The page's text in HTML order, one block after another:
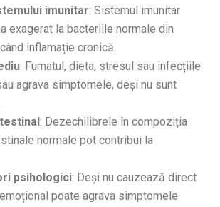
imunitar: Sistemul imunitar
exagerat la bacteriile normale din
inflamație cronică.
: Fumatul, dieta, stresul sau infecțiile
agrava simptomele, deși nu sunt
: Dezechilibrele în compoziția
normale pot contribui la
psihologici: Deși nu cauzează direct
poate agrava simptomele